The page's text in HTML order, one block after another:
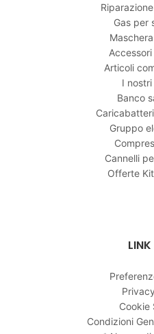
Gas per
Articoli
I
Banco
Gruppo
Cannelli
Offerte
Cookie
Condizioni